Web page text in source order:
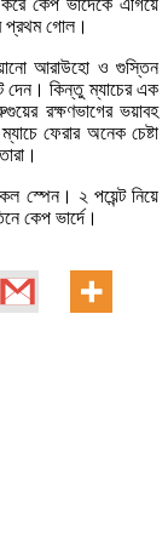
প্রথম গোল।
আরাউহো ও গুস্তিন
দেন। কিন্তু ম্যাচের এক
রক্ষণভাগের ভয়াবহ
ফেরার অনেক চেষ্টা
স্পেন। ২ পয়েন্ট নিয়ে
কেপ ভার্দে।